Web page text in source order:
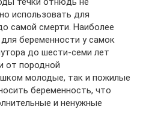
использовать для
самой смерти. Наиболее
беременности у самок
до шести-семи лет
от породной
молодые, так и пожилые
беременность, что
и ненужные